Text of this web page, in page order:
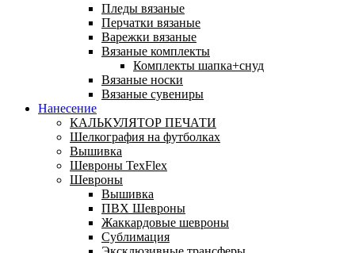
Пледы вязаные
Перчатки вязаные
Варежки вязаные
Вязаные комплекты
Комплекты шапка+снуд
Вязаные носки
Вязаные сувениры
Нанесение
КАЛЬКУЛЯТОР ПЕЧАТИ
Шелкография на футболках
Вышивка
Шевроны TexFlex
Шевроны
Вышивка
ПВХ Шевроны
Жаккардовые шевроны
Сублимация